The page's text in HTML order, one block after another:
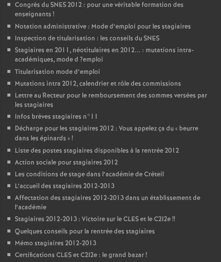
Congrès duSNES2012 : pour une véritable formation des
enseignants !
Notation administrative : Mode d’emploi pour les stagiaires
Inspection de titularisation : les conseils duSNES
Stagiaires en 2011, néotitulaires en 2012... : mutations intra-
académiques, mode d ?emploi
Titularisation mode d’emploi
Mutations intra 2012, calendrier et rôle des commissions
Lettre au Recteur pour le remboursement des sommes versées par
les stagiaires
Infos brèves stagiaires n°11
Décharge pour les stagiaires 2012 : Vous appelez ça du « beurre
dans les épinards »!
Liste des postes stagiaires disponibles à la rentrée 2012
Action sociale pour stagiaires 2012
Les conditions de stage dans l’académie de Créteil
L’accueil des stagiaires 2012-2013
Affectation des stagiaires 2012-2013 dans un établissement de
l’académie
Stagiaires 2012-2013 : Victoire sur leCLESet le C2I2e!!
Quelques conseils pour la rentrée des stagiaires
Mémo stagiaires 2012-2013
Certifications CLESet C2I2e : le grand bazar!